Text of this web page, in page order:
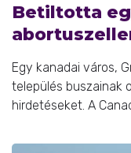
Betiltotta
Egy kanadai város,
település buszainak
hirdetéseket. A